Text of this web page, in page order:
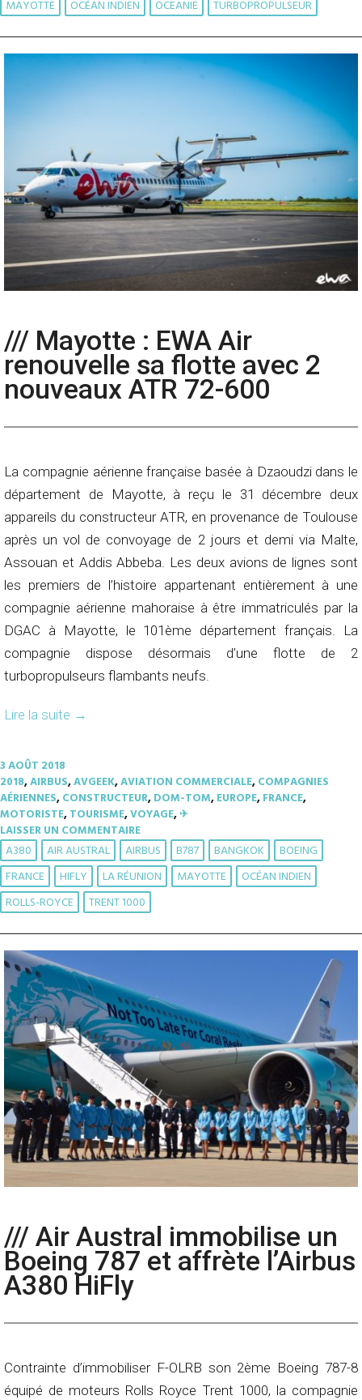
MAYOTTE OCÉAN INDIEN OCEANIE TURBOPROPULSEUR
/// Mayotte : EWA Air
renouvelle sa flotte avec 2
nouveaux ATR 72-600
La compagnie aérienne française basée à Dzaoudzi dans le
département de Mayotte, à reçu le 31 décembre deux
appareils du constructeur ATR, en provenance de Toulouse
après un vol de convoyage de 2 jours et demi via Malte,
Assouan et Addis Abbeba. Les deux avions de lignes sont
les premiers de l’histoire appartenant entièrement à une
compagnie aérienne mahoraise à être immatriculés par la
DGAC à Mayotte, le 101ème département français. La
compagnie dispose désormais d’une flotte de 2
turbopropulseurs flambants neufs.
Lire la suite →
3 AOÛT 2018
2018,AIRBUS,AVGEEK,AVIATION COMMERCIALE,COMPAGNIES
AÉRIENNES,CONSTRUCTEUR,DOM-TOM,EUROPE,FRANCE,
MOTORISTE,TOURISME,VOYAGE,✈︎
LAISSER UN COMMENTAIRE
A380 AIR AUSTRAL AIRBUS B787 BANGKOK
BOEING
FRANCE
HIFLY LA RÉUNION MAYOTTE
OCÉAN INDIEN
ROLLS-ROYCE
TRENT 1000
/// Air Austral immobilise un
Boeing 787 et affrète l’Airbus
A380 HiFly
Contrainte d’immobiliser F-OLRB son 2ème Boeing 787-8
équipé de moteurs Rolls Royce Trent 1000, la compagnie